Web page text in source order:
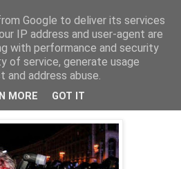
үлтерелгән.
Google to deliver its services
IP address and user-agent are
with performance and security
of service, generate usage
address abuse.
MORE GOT IT